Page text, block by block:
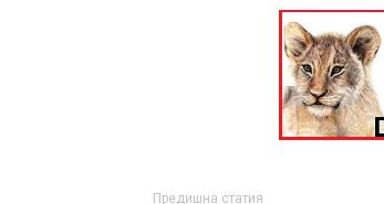
Предишна статия